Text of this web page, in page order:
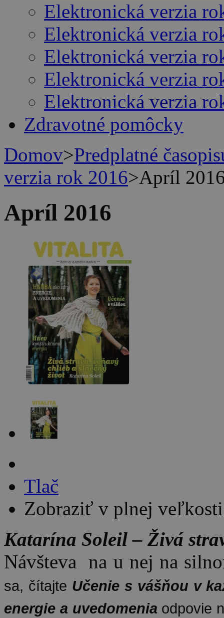
Elektronická verzia
Elektronická verzia
Elektronická verzia
Elektronická verzia
Elektronická verzia
Zdravotné pomôcky
Domov>Predplatné
verzia rok 2016>Apríl
Apríl 2016
Tlač
Zobraziť v plnej veľkosti
Katarína Soleil – Živá
Návšteva
na u nej na
sa, čítajte Učenie s vášňou v
energie a uvedomenia odpovie